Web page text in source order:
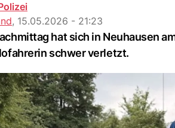
, 15.05.2026 - 21:23
hat sich in Neuhausen
schwer verletzt.